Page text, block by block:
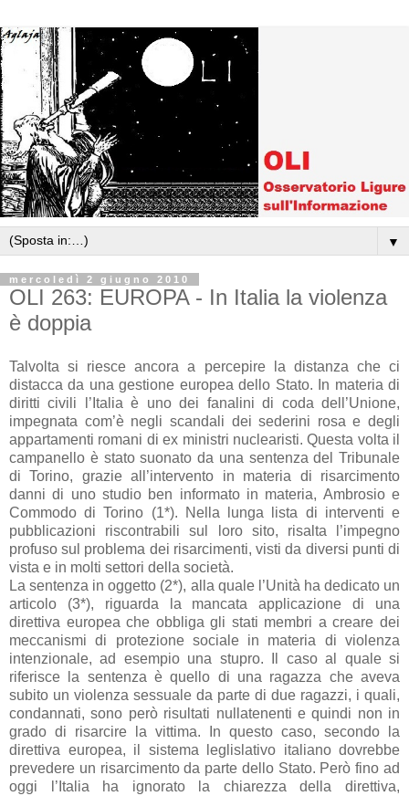
▼
mercoledì 2 giugno 2010
OLI 263: EUROPA - In Italia la violenza
è doppia
Talvolta si riesce ancora a percepire la distanza che ci
distacca da una gestione europea dello Stato. In materia di
diritti civili l’Italia è uno dei fanalini di coda dell’Unione,
impegnata com’è negli scandali dei sederini rosa e degli
appartamenti romani di ex ministri nuclearisti. Questa volta il
campanello è stato suonato da una sentenza del Tribunale
di Torino, grazie all’intervento in materia di risarcimento
danni di uno studio ben informato in materia, Ambrosio e
Commodo di Torino (1*). Nella lunga lista di interventi e
pubblicazioni riscontrabili sul loro sito, risalta l’impegno
profuso sul problema dei risarcimenti, visti da diversi punti di
vista e in molti settori della società.
La sentenza in oggetto (2*), alla quale l’Unità ha dedicato un
articolo (3*), riguarda la mancata applicazione di una
direttiva europea che obbliga gli stati membri a creare dei
meccanismi di protezione sociale in materia di violenza
intenzionale, ad esempio una stupro. Il caso al quale si
riferisce la sentenza è quello di una ragazza che aveva
subito un violenza sessuale da parte di due ragazzi, i quali,
condannati, sono però risultati nullatenenti e quindi non in
grado di risarcire la vittima. In questo caso, secondo la
direttiva europea, il sistema leglislativo italiano dovrebbe
prevedere un risarcimento da parte dello Stato. Però fino ad
oggi l’Italia ha ignorato la chiarezza della direttiva,